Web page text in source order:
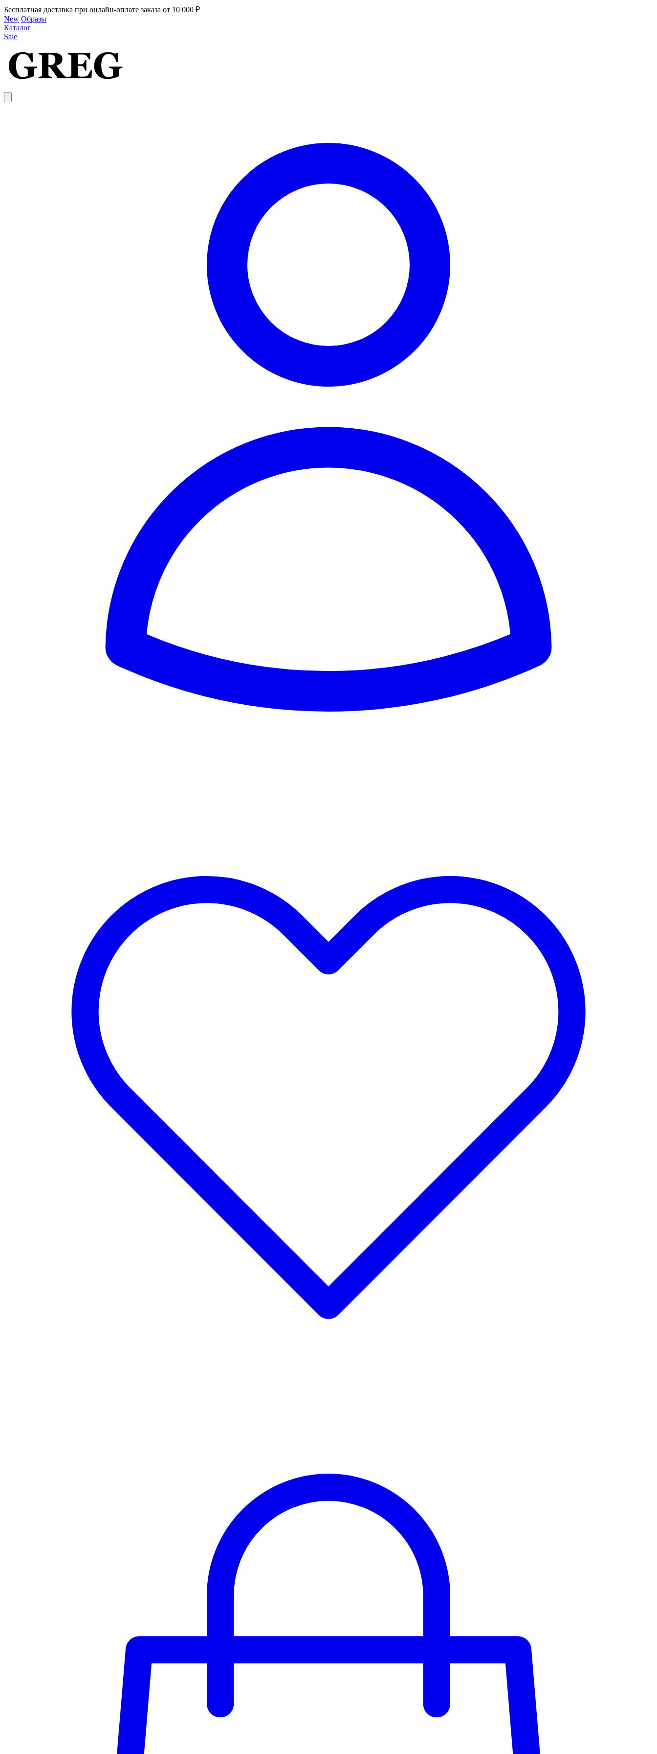
Бесплатная доставка при онлайн-оплате заказа от 10 000 ₽
New Образы
Каталог
Sale